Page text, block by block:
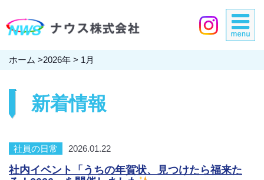
ホーム >2026年 > 1月
新着情報
社員の日常 2026.01.22
社内イベント「うちの年賀状、見つけたら福来た